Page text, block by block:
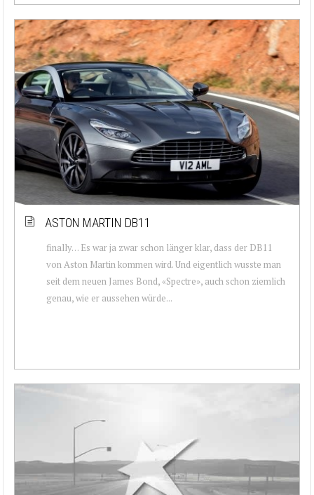
ASTON MARTIN DB11
finally… Es war ja zwar schon länger klar, dass der DB11
von Aston Martin kommen wird. Und eigentlich wusste man
seit dem neuen James Bond, «Spectre», auch schon ziemlich
genau, wie er aussehen würde...